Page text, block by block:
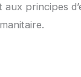
principes